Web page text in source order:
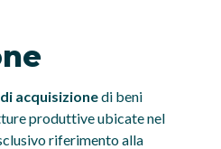
acquisizionedi beni
produttive ubicate nel
riferimento alla